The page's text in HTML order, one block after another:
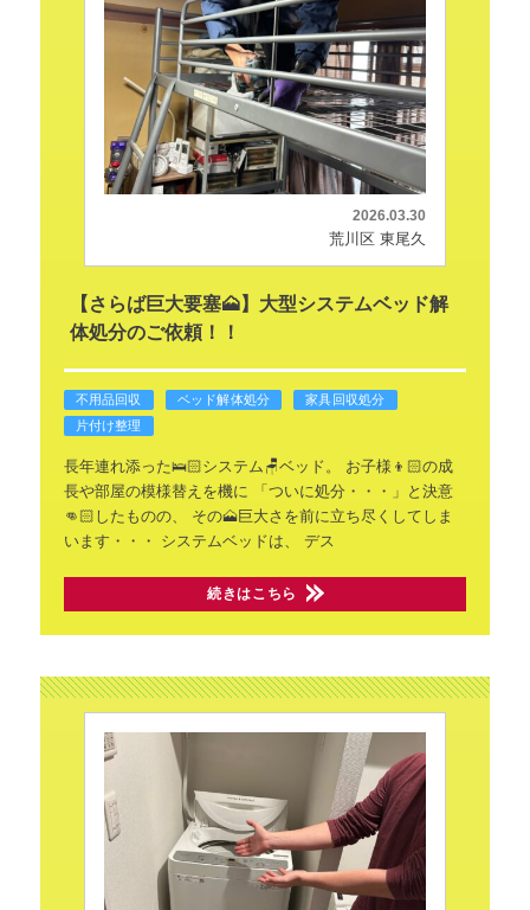
2026.03.30
荒川区 東尾久
【さらば巨大要塞🗻】大型システムベッド解
体処分のご依頼！！
不用品回収 ベッド解体処分
家具回収処分
片付け整理
長年連れ添った🛌🏻システム🪑ベッド。
お子様👦🏻の成
長や部屋の模様替えを機に
「ついに処分・・・」と決意
👊🏻したものの、
その🗻巨大さを前に立ち尽くしてしま
います・・・
システムベッドは、 デス
続きはこちら